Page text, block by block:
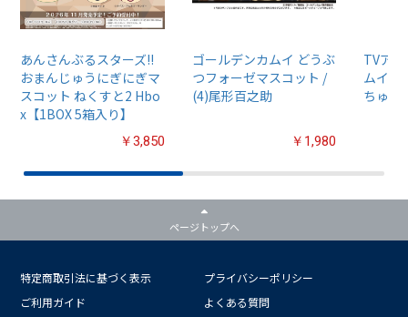
あんさんぶるスターズ!!
おまんじゅうにぎにぎマ
スコット ねくすと2 Hbo
x【1BOX 5箱入り】
￥3,850
ゴールデンカムイ どうぶ
つフォーゼマスコット /
(4)尾形百之助
￥1,980
TVア
ムイ』
ちゅる
ページトップへ
特定商取引法に基づく表示
プライバシーポリシー
ご利用ガイド
よくある質問